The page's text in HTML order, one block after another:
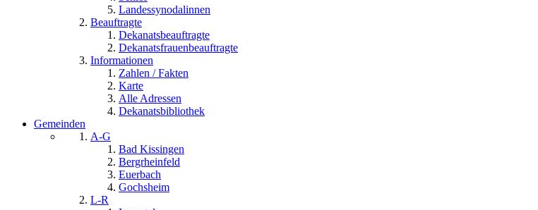
Landessynodalinnen
Beauftragte
Dekanatsbeauftragte
Dekanatsfrauenbeauftragte
Informationen
Zahlen / Fakten
Karte
Alle Adressen
Dekanatsbibliothek
Gemeinden
A-G
Bad Kissingen
Bergrheinfeld
Euerbach
Gochsheim
L-R